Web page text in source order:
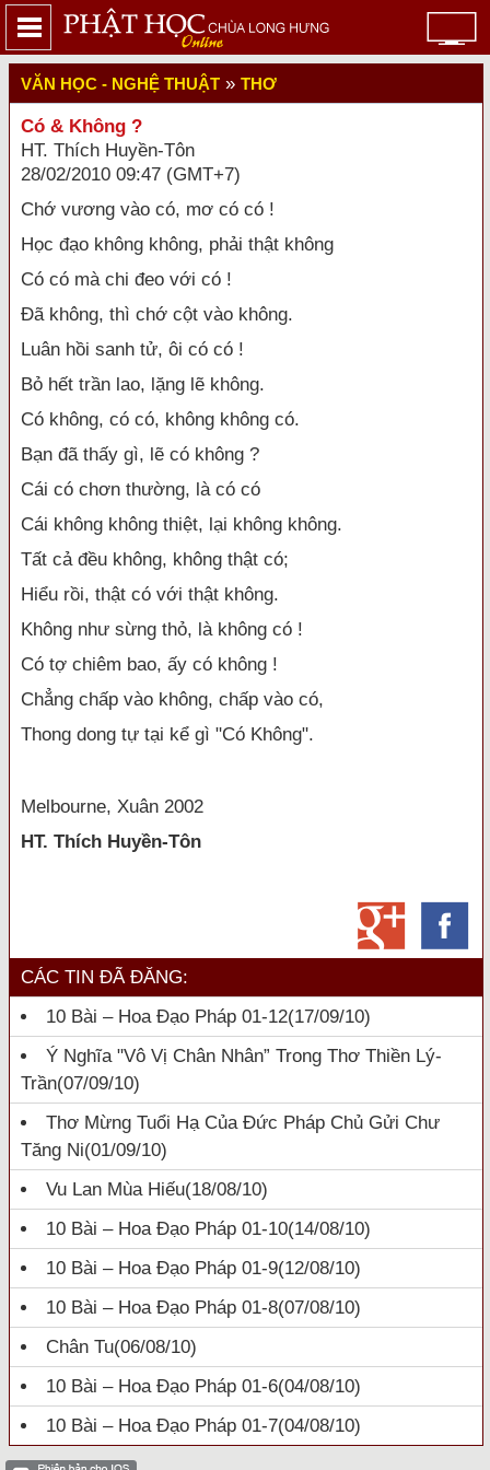
VĂN HỌC - NGHỆ THUẬT » THƠ
Có & Không ?
HT. Thích Huyền-Tôn
28/02/2010 09:47 (GMT+7)
Chớ vương vào có, mơ có có !
Học đạo không không, phải thật không
Có có mà chi đeo với có !
Đã không, thì chớ cột vào không.
Luân hồi sanh tử, ôi có có !
Bỏ hết trần lao, lặng lẽ không.
Có không, có có, không không có.
Bạn đã thấy gì, lẽ có không ?
Cái có chơn thường, là có có
Cái không không thiệt, lại không không.
Tất cả đều không, không thật có;
Hiểu rồi, thật có với thật không.
Không như sừng thỏ, là không có !
Có tợ chiêm bao, ấy có không !
Chẳng chấp vào không, chấp vào có,
Thong dong tự tại kể gì "Có Không".
Melbourne, Xuân 2002
HT. Thích Huyền-Tôn
CÁC TIN ĐÃ ĐĂNG:
10 Bài – Hoa Đạo Pháp 01-12(17/09/10)
Ý Nghĩa "Vô Vị Chân Nhân” Trong Thơ Thiền Lý-
Trần(07/09/10)
Thơ Mừng Tuổi Hạ Của Đức Pháp Chủ Gửi Chư
Tăng Ni(01/09/10)
Vu Lan Mùa Hiếu(18/08/10)
10 Bài – Hoa Đạo Pháp 01-10(14/08/10)
10 Bài – Hoa Đạo Pháp 01-9(12/08/10)
10 Bài – Hoa Đạo Pháp 01-8(07/08/10)
Chân Tu(06/08/10)
10 Bài – Hoa Đạo Pháp 01-6(04/08/10)
10 Bài – Hoa Đạo Pháp 01-7(04/08/10)